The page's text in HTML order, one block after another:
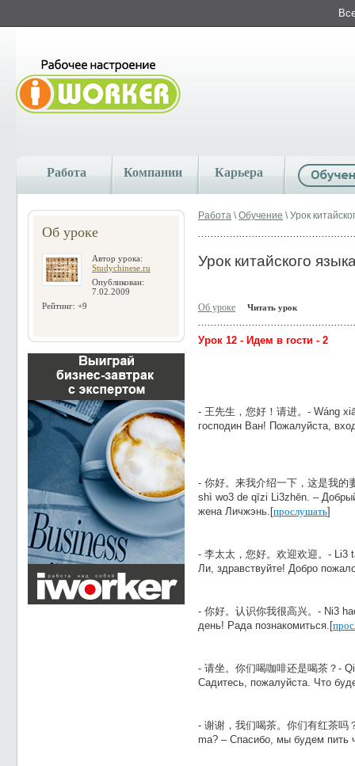
Работа Компании Карьера
Об уроке
Автор урока:
Studychinese.ru
Опубликован:
7.02.2009
Рейтинг: +9
Работа \Обучение \ Урок
Урок китайского
Об уроке Читать урок
Урок 12 - Идем в гости - 2
- 王先生，您好！请进。- Wáng
господин Ван! Пожалуйста,
- 你好。来我介绍一下，这是我的
shì wo3 de qīzi Li3zhēn. –
жена Личжэнь.[прослушать]
- 李太太，您好。欢迎欢迎。- Li3
Ли, здравствуйте! Добро
- 你好。认识你我很高兴。- Ni3
день! Рада познакомиться.[
- 请坐。你们喝咖啡还是喝茶？-
Садитесь, пожалуйста. Что
- 谢谢，我们喝茶。你们有红茶吗
ma? – Спасибо, мы будем пить